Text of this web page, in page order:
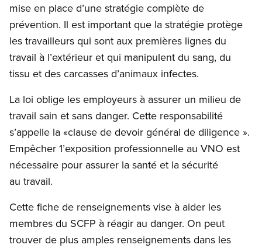
mise en place d’une stratégie complète de
prévention. Il est important que la stratégie protège
les travailleurs qui sont aux premières lignes du
travail à l’extérieur et qui manipulent du sang, du
tissu et des carcasses d’animaux infectes.
La loi oblige les employeurs à assurer un milieu de
travail sain et sans danger. Cette responsabilité
s’appelle la «clause de devoir général de diligence ».
Empêcher 1’exposition professionnelle au VNO est
nécessaire pour assurer la santé et la sécurité
au travail.
Cette fiche de renseignements vise à aider les
membres du SCFP à réagir au danger. On peut
trouver de plus amples renseignements dans les